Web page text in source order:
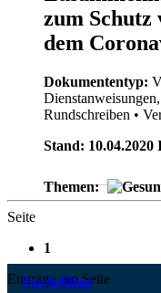
zum
dem
Dokumententyp:
Rundschreiben •
Stand:
Themen:
Seite
1
Einträge pro Seite
Suchfilter